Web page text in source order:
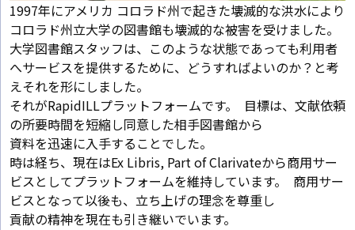
1997年にアメリカ コロラド州で起きた壊滅的な洪水により
コロラド州立大学の図書館も壊滅的な被害を受けました。
大学図書館スタッフは、このような状態であっても利用者
へサービスを提供するために、どうすればよいのか？と考
えそれを形にしました。
それがRapidILLプラットフォームです。 目標は、文献依頼
の所要時間を短縮し同意した相手図書館から
資料を迅速に入手することでした。
時は経ち、現在はEx Libris, Part of Clarivateから商用サー
ビスとしてプラットフォームを維持しています。 商用サー
ビスとなって以後も、立ち上げの理念を尊重し
貢献の精神を現在も引き継いでいます。